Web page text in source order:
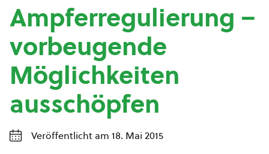
Ampferregulierung –
vorbeugende
Möglichkeiten
ausschöpfen
Veröffentlicht am 18. Mai 2015